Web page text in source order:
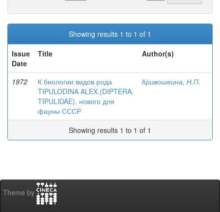
Showing results 1 to 1 of 1
Issue
Date
Title Author(s)
1972
К биологии видов рода
TIPULODINA ALEX.(DIPTERA,
TIPULIDAE), нового для
фауны СССР
Кривошеина, Н.П.
Showing results 1 to 1 of 1
Theme by